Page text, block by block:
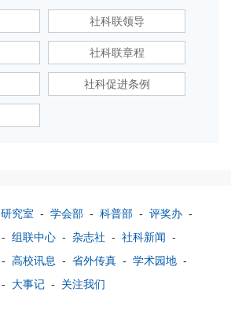
社科联领导
社科联章程
社科促进条例
研究室 - 学会部 - 科普部 - 评奖办 -
- 组联中心 - 杂志社 - 社科新闻 -
- 高校讯息 - 省外传真 - 学术园地 -
- 大事记 - 关注我们